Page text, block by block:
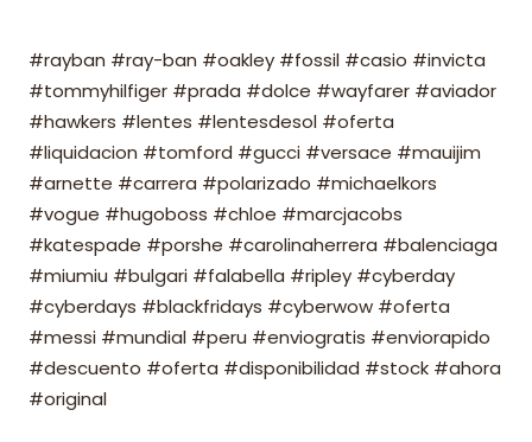
#rayban #ray-ban #oakley #fossil #casio #invicta
#tommyhilfiger #prada #dolce #wayfarer #aviador
#hawkers #lentes #lentesdesol #oferta
#liquidacion #tomford #gucci #versace #mauijim
#arnette #carrera #polarizado #michaelkors
#vogue #hugoboss #chloe #marcjacobs
#katespade #porshe #carolinaherrera #balenciaga
#miumiu #bulgari #falabella #ripley #cyberday
#cyberdays #blackfridays #cyberwow #oferta
#messi #mundial #peru #enviogratis #enviorapido
#descuento #oferta #disponibilidad #stock #ahora
#original